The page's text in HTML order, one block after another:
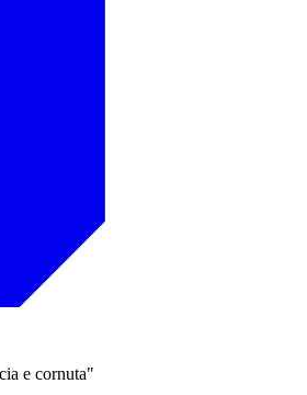
e cornuta"